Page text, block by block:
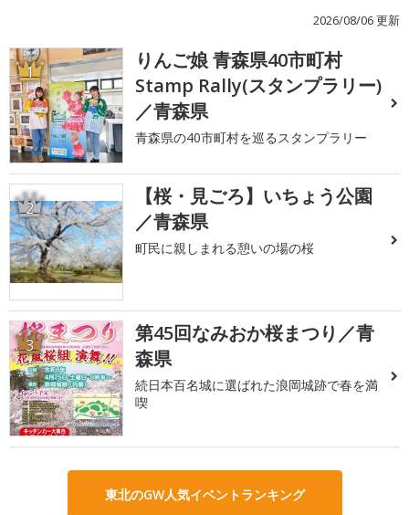
2026/08/06 更新
1
りんご娘 青森県40市町村
Stamp Rally(スタンプラリー)
／青森県
青森県の40市町村を巡るスタンプラリー
2
【桜・見ごろ】いちょう公園
／青森県
町民に親しまれる憩いの場の桜
3
第45回なみおか桜まつり／青
森県
続日本百名城に選ばれた浪岡城跡で春を満
喫
東北のGW人気イベントランキング